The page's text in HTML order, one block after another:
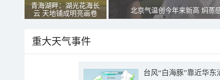
青海湖畔：湖光花海长
云 天地铺成明亮画卷
北京气温创今年来新高 焖蒸
重大天气事件
台风“白海豚”靠近华